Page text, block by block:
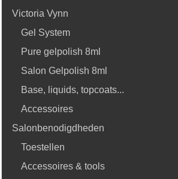
Victoria Vynn
Gel System
Pure gelpolish 8ml
Salon Gelpolish 8ml
Base, liquids, topcoats...
Accessoires
Salonbenodigdheden
Toestellen
Accessoires & tools